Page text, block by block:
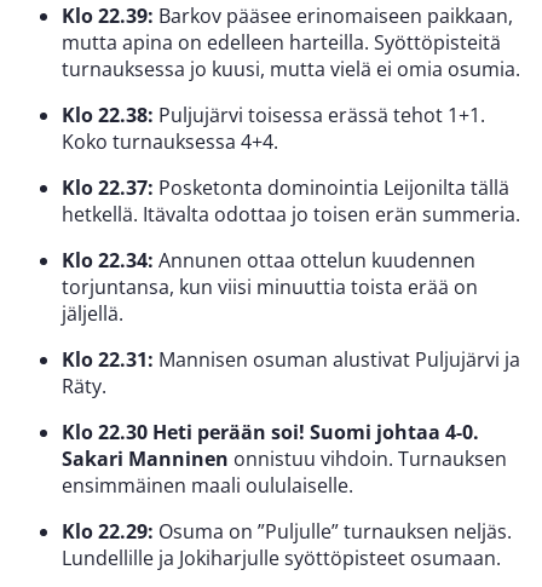
Klo 22.39: Barkov pääsee erinomaiseen paikkaan,
mutta apina on edelleen harteilla. Syöttöpisteitä
turnauksessa jo kuusi, mutta vielä ei omia osumia.
Klo 22.38: Puljujärvi toisessa erässä tehot 1+1.
Koko turnauksessa 4+4.
Klo 22.37: Posketonta dominointia Leijonilta tällä
hetkellä. Itävalta odottaa jo toisen erän summeria.
Klo 22.34: Annunen ottaa ottelun kuudennen
torjuntansa, kun viisi minuuttia toista erää on
jäljellä.
Klo 22.31: Mannisen osuman alustivat Puljujärvi ja
Räty.
Klo 22.30 Heti perään soi! Suomi johtaa 4-0.
Sakari Manninen onnistuu vihdoin. Turnauksen
ensimmäinen maali oululaiselle.
Klo 22.29: Osuma on ”Puljulle” turnauksen neljäs.
Lundellille ja Jokiharjulle syöttöpisteet osumaan.